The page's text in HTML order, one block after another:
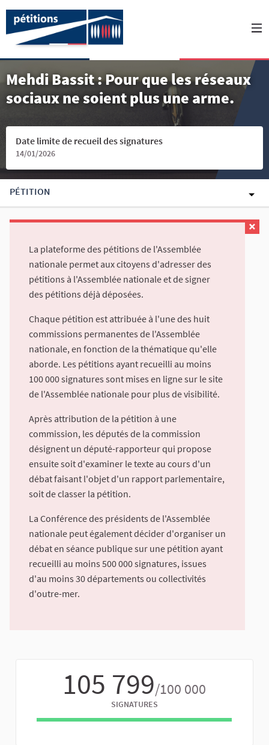
Mehdi Bassit : Pour que les réseaux
sociaux ne soient plus une arme.
Date limite de recueil des signatures
14/01/2026
PÉTITION
La plateforme des pétitions de l'Assemblée
nationale permet aux citoyens d'adresser des
pétitions à l'Assemblée nationale et de signer
des pétitions déjà déposées.
Chaque pétition est attribuée à l'une des huit
commissions permanentes de l'Assemblée
nationale, en fonction de la thématique qu'elle
aborde. Les pétitions ayant recueilli au moins
100 000 signatures sont mises en ligne sur le site
de l'Assemblée nationale pour plus de visibilité.
Après attribution de la pétition à une
commission, les députés de la commission
désignent un député-rapporteur qui propose
ensuite soit d'examiner le texte au cours d'un
débat faisant l'objet d'un rapport parlementaire,
soit de classer la pétition.
La Conférence des présidents de l'Assemblée
nationale peut également décider d'organiser un
débat en séance publique sur une pétition ayant
recueilli au moins 500 000 signatures, issues
d'au moins 30 départements ou collectivités
d'outre-mer.
105 799/100 000
SIGNATURES